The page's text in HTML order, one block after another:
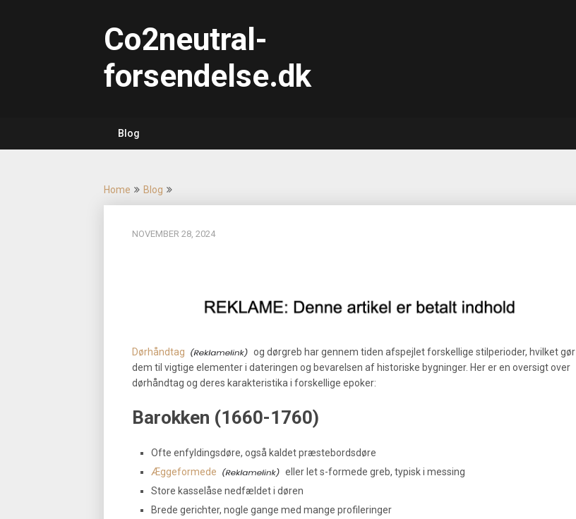
Co2neutral-
forsendelse.dk
Blog
Home Blog
NOVEMBER 28, 2024
Dørhåndtag
og dørgreb har gennem tiden afspejlet forskellige stilperioder, hvilket gør
dem til vigtige elementer i dateringen og bevarelsen af historiske bygninger. Her er en oversigt over
dørhåndtag og deres karakteristika i forskellige epoker:
Barokken (1660-1760)
Ofte enfyldingsdøre, også kaldet præstebordsdøre
Æggeformede
eller let s-formede greb, typisk i messing
Store kasselåse nedfældet i døren
Brede gerichter, nogle gange med mange profileringer